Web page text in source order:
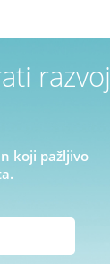
razvoj
koji pažljivo